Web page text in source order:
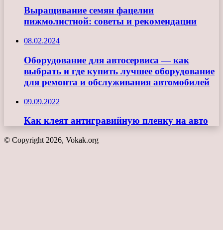
Выращивание семян фацелии
пижмолистной: советы и рекомендации
08.02.2024
Оборудование для автосервиса — как
выбрать и где купить лучшее оборудование
для ремонта и обслуживания автомобилей
09.09.2022
Как клеят антигравийную пленку на авто
© Copyright 2026, Vokak.org